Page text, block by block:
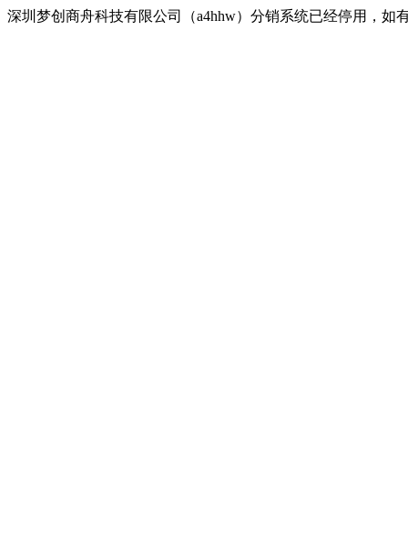
深圳梦创商舟科技有限公司（a4hhw）分销系统已经停用，如